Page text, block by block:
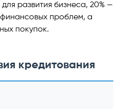
развития бизнеса, 20% —
проблем, а
покупок.
кредитования